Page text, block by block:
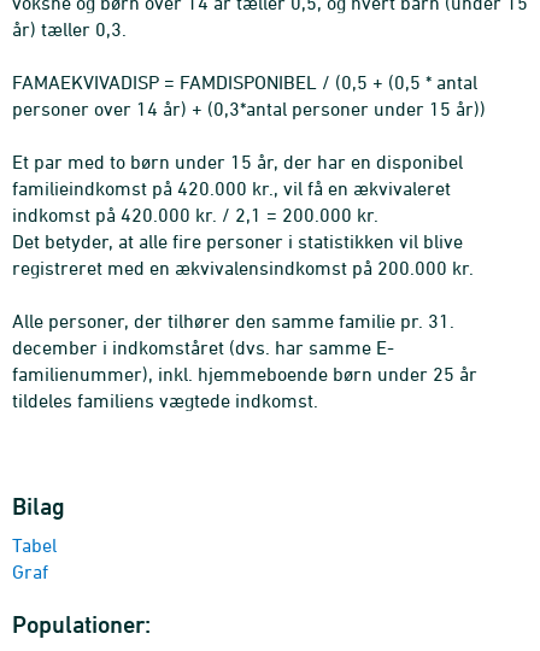
år) tæller 0,3.
FAMAEKVIVADISP = FAMDISPONIBEL / (0,5 + (0,5 * antal
personer over 14 år) + (0,3*antal personer under 15 år))
Et par med to børn under 15 år, der har en disponibel
familieindkomst på 420.000 kr., vil få en ækvivaleret
indkomst på 420.000 kr. / 2,1 = 200.000 kr.
Det betyder, at alle fire personer i statistikken vil blive
registreret med en ækvivalensindkomst på 200.000 kr.
Alle personer, der tilhører den samme familie pr. 31.
december i indkomståret (dvs. har samme E-
familienummer), inkl. hjemmeboende børn under 25 år
tildeles familiens vægtede indkomst.
Bilag
Tabel
Graf
Populationer: